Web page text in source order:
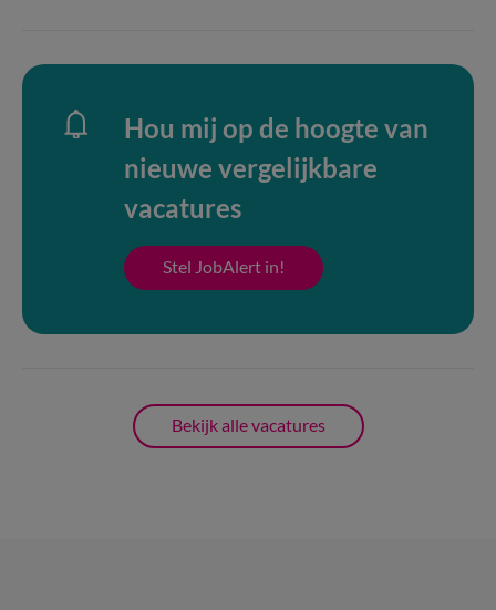
Hou mij op de hoogte van
nieuwe vergelijkbare
vacatures
Stel JobAlert in!
Bekijk alle vacatures